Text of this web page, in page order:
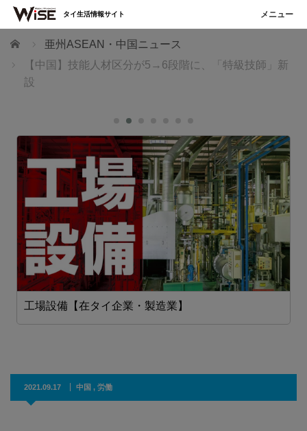
ホーム
亜州ASEAN・中国ニュース
【中国】技能人材区分が5→6段階に、「特級技師」新
設
工場設備【在タイ企業・製造業】
2021.09.17 中国 , 労働
タイ生活情報サイト